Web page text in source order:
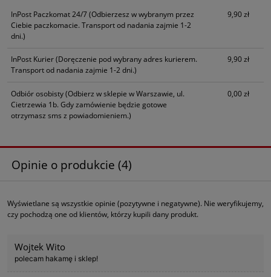
InPost Paczkomat 24/7(Odbierzesz w wybranym przez
Ciebie paczkomacie. Transport od nadania zajmie 1-2
dni.)
9,90 zł
InPost Kurier(Doręczenie pod wybrany adres kurierem.
Transport od nadania zajmie 1-2 dni.)
9,90 zł
Odbiór osobisty(Odbierz w sklepie w Warszawie, ul.
Cietrzewia 1b. Gdy zamówienie będzie gotowe
otrzymasz sms z powiadomieniem.)
0,00 zł
Opinie o produkcie (4)
Wyświetlane są wszystkie opinie (pozytywne i negatywne). Nie weryfikujemy,
czy pochodzą one od klientów, którzy kupili dany produkt.
Wojtek Wito
polecam hakamę i sklep!